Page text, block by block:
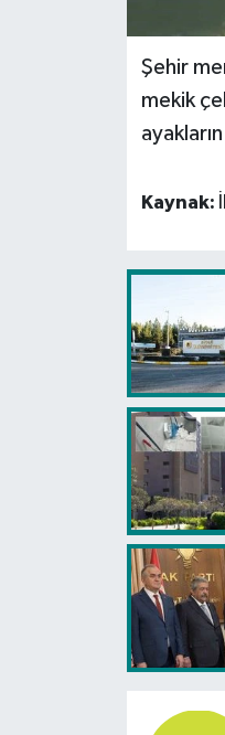
Şehir
mekik
Kaynak:
Sağlık & Yaşam